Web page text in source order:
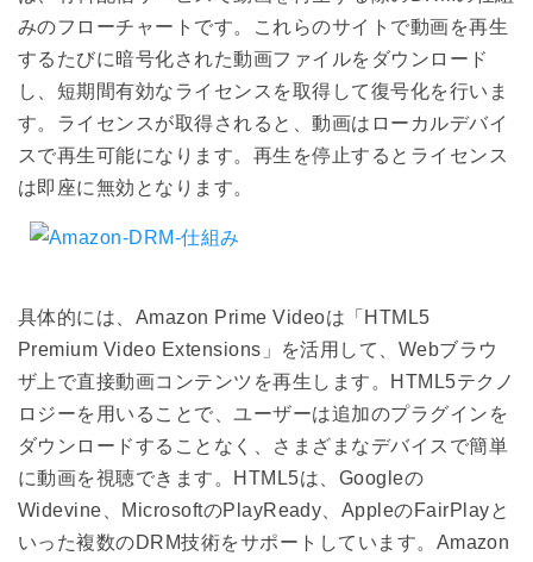
みのフローチャートです。これらのサイトで動画を再生
するたびに暗号化された動画ファイルをダウンロード
し、短期間有効なライセンスを取得して復号化を行いま
す。ライセンスが取得されると、動画はローカルデバイ
スで再生可能になります。再生を停止するとライセンス
は即座に無効となります。
具体的には、Amazon Prime Videoは「HTML5
Premium Video Extensions」を活用して、Webブラウ
ザ上で直接動画コンテンツを再生します。HTML5テクノ
ロジーを用いることで、ユーザーは追加のプラグインを
ダウンロードすることなく、さまざまなデバイスで簡単
に動画を視聴できます。HTML5は、Googleの
Widevine、MicrosoftのPlayReady、AppleのFairPlayと
いった複数のDRM技術をサポートしています。Amazon